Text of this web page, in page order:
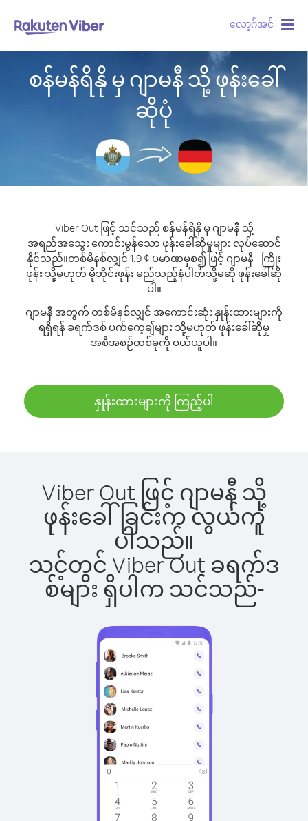
လော့ဂ်အင်
စန်မန်ရိနို မှ ဂျာမနီ သို့ ဖုန်းခေါ်
ဆိုပုံ
Viber Out ဖြင့် သင်သည် စန်မန်ရိနို မှ ဂျာမနီ သို့
အရည်အသွေး ကောင်းမွန်သော ဖုန်းခေါ်ဆိုမှုများ လုပ်ဆောင်
နိုင်သည်။တစ်မိနစ်လျှင် 1.9 ¢ ပမာဏမှစ၍ ဖြင့် ဂျာမနီ - ကြိုး
ဖုန်း သို့မဟုတ် မိုဘိုင်းဖုန်း မည်သည့်နံပါတ်သို့မဆို ဖုန်းခေါ်ဆို
ပါ။
ဂျာမနီ အတွက် တစ်မိနစ်လျှင် အကောင်းဆုံး နှုန်းထားများကို
ရရှိရန် ခရက်ဒစ် ပက်ကေ့ချ်များ သို့မဟုတ် ဖုန်းခေါ်ဆိုမှု
အစီအစဉ်တစ်ခုကို ဝယ်ယူပါ။
နှုန်းထားများကို ကြည့်ပါ
Viber Out ဖြင့် ဂျာမနီ သို့
ဖုန်းခေါ်ခြင်းက လွယ်ကူ
ပါသည်။
သင့်တွင် Viber Out ခရက်ဒ
စ်များ ရှိပါက သင်သည်-